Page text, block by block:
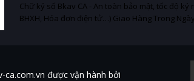
Chữ ký số Bkav CA - An toàn bảo mật, tốc độ
BHXH, Hóa đơn điện tử…) Giao Hàng Trong
ca.com.vn được vận hành bởi